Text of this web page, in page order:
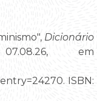
Dicionário
em
ISBN: